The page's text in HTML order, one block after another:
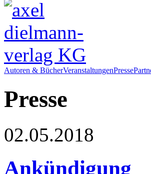
Autoren & BücherVeranstaltungenPresse
Presse
02.05.2018
Ankündigung